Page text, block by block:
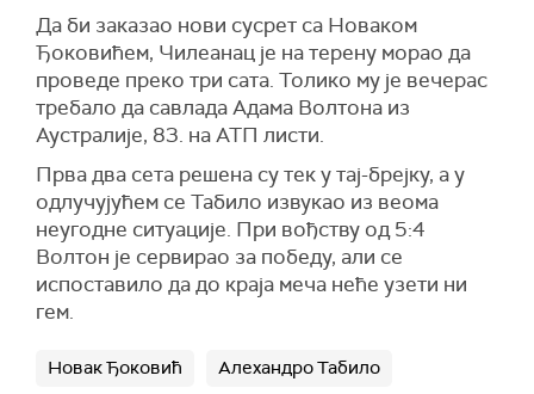
Да би заказао нови сусрет са Новаком
Ђоковићем, Чилеанац је на терену морао да
проведе преко три сата. Толико му је вечерас
требало да савлада Адама Волтона из
Аустралије, 83. на АТП листи.
Прва два сета решена су тек у тај-брејку, а у
одлучујућем се Табило извукао из веома
неугодне ситуације. При вођству од 5:4
Волтон је сервирао за победу, али се
испоставило да до краја меча неће узети ни
гем.
Новак Ђоковић Алехандро Табило